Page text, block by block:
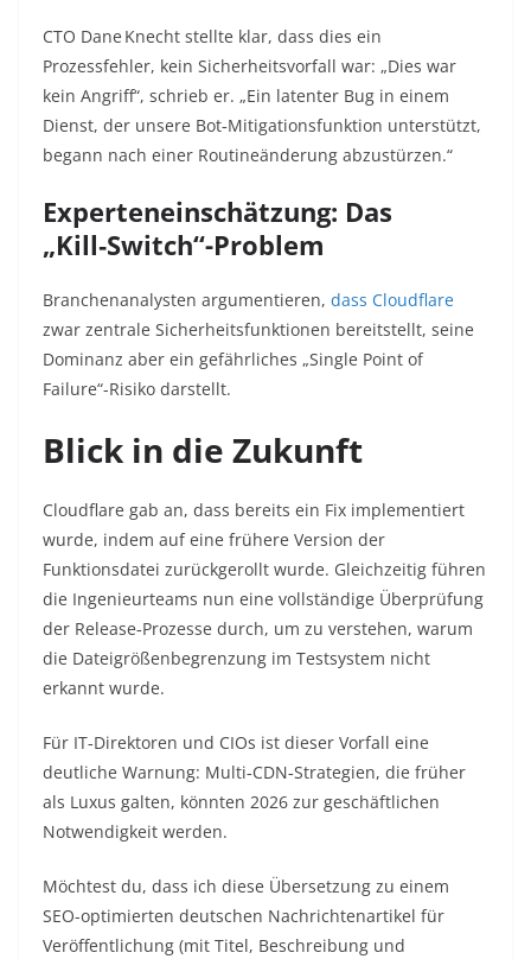
CTO Dane Knecht stellte klar, dass dies ein
Prozessfehler, kein Sicherheitsvorfall war: „Dies war
kein Angriff“, schrieb er. „Ein latenter Bug in einem
Dienst, der unsere Bot‑Mitigations­funktion unterstützt,
begann nach einer Routineänderung abzustürzen.“
Experteneinschätzung: Das
„Kill‑Switch“-Problem
Branchenanalysten argumentieren, dass Cloudflare
zwar zentrale Sicherheitsfunktionen bereitstellt, seine
Dominanz aber ein gefährliches „Single Point of
Failure“-Risiko darstellt.
Blick in die Zukunft
Cloudflare gab an, dass bereits ein Fix implementiert
wurde, indem auf eine frühere Version der
Funktionsdatei zurückgerollt wurde. Gleichzeitig führen
die Ingenieurteams nun eine vollständige Überprüfung
der Release‑Prozesse durch, um zu verstehen, warum
die Dateigrößenbegrenzung im Testsystem nicht
erkannt wurde.
Für IT‑Direktoren und CIOs ist dieser Vorfall eine
deutliche Warnung: Multi‑CDN‑Strategien, die früher
als Luxus galten, könnten 2026 zur geschäftlichen
Notwendigkeit werden.
Möchtest du, dass ich diese Übersetzung zu einem
SEO-optimierten deutschen Nachrichtenartikel für
Veröffentlichung (mit Titel, Beschreibung und